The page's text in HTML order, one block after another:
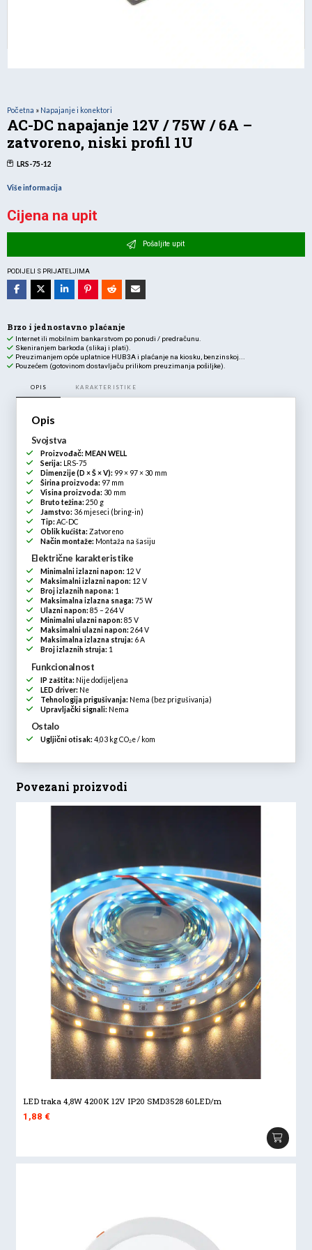
Početna » Napajanje i konektori
AC-DC napajanje 12V / 75W / 6A –
zatvoreno, niski profil 1U
LRS-75-12
Više informacija
Cijena na upit
Pošaljite upit
PODIJELI S PRIJATELJIMA
Brzo i jednostavno plaćanje
Internet ili mobilnim bankarstvom po ponudi / predračunu.
Skeniranjem barkoda (slikaj i plati).
Preuzimanjem opće uplatnice HUB3A i plaćanje na kiosku, benzinskoj...
Pouzećem (gotovinom dostavljaču prilikom preuzimanja pošiljke).
OPIS KARAKTERISTIKE
Opis
Svojstva
Proizvođač: MEAN WELL
Serija: LRS-75
Dimenzije (D × Š × V): 99 × 97 × 30 mm
Širina proizvoda: 97 mm
Visina proizvoda: 30 mm
Bruto težina: 250 g
Jamstvo: 36 mjeseci (bring-in)
Tip: AC-DC
Oblik kućišta: Zatvoreno
Način montaže: Montaža na šasiju
Električne karakteristike
Minimalni izlazni napon: 12 V
Maksimalni izlazni napon: 12 V
Broj izlaznih napona: 1
Maksimalna izlazna snaga: 75 W
Ulazni napon: 85 – 264 V
Minimalni ulazni napon: 85 V
Maksimalni ulazni napon: 264 V
Maksimalna izlazna struja: 6 A
Broj izlaznih struja: 1
Funkcionalnost
IP zaštita: Nije dodijeljena
LED driver: Ne
Tehnologija prigušivanja: Nema (bez prigušivanja)
Upravljački signali: Nema
Ostalo
Ugljični otisak: 4,03 kg CO₂e / kom
Povezani proizvodi
LED traka 4,8W 4200K 12V IP20 SMD3528 60LED/m
1,88€